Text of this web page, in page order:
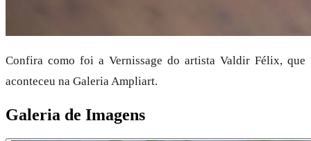
Confira como foi a Vernissage do artista Valdir Félix, que
aconteceu na Galeria Ampliart.
Galeria de Imagens